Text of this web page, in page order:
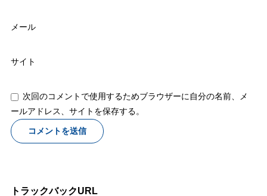
メール
サイト
次回のコメントで使用するためブラウザーに自分の名前、メ
ールアドレス、サイトを保存する。
トラックバックURL